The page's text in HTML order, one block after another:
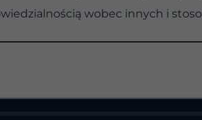
wobec innych i